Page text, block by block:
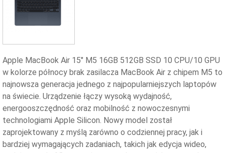
Apple MacBook Air 15" M5 16GB 512GB SSD 10 CPU/10 GPU
w kolorze północy brak zasilacza MacBook Air z chipem M5 to
najnowsza generacja jednego z najpopularniejszych laptopów
na świecie. Urządzenie łączy wysoką wydajność,
energooszczędność oraz mobilność z nowoczesnymi
technologiami Apple Silicon. Nowy model został
zaprojektowany z myślą zarówno o codziennej pracy, jak i
bardziej wymagających zadaniach, takich jak edycja wideo,